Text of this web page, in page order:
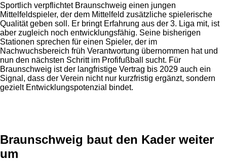
Sportlich verpflichtet Braunschweig einen jungen
Mittelfeldspieler, der dem Mittelfeld zusätzliche spielerische
Qualität geben soll. Er bringt Erfahrung aus der 3. Liga mit, ist
aber zugleich noch entwicklungsfähig. Seine bisherigen
Stationen sprechen für einen Spieler, der im
Nachwuchsbereich früh Verantwortung übernommen hat und
nun den nächsten Schritt im Profifußball sucht. Für
Braunschweig ist der langfristige Vertrag bis 2029 auch ein
Signal, dass der Verein nicht nur kurzfristig ergänzt, sondern
gezielt Entwicklungspotenzial bindet.
Braunschweig baut den Kader weiter
um